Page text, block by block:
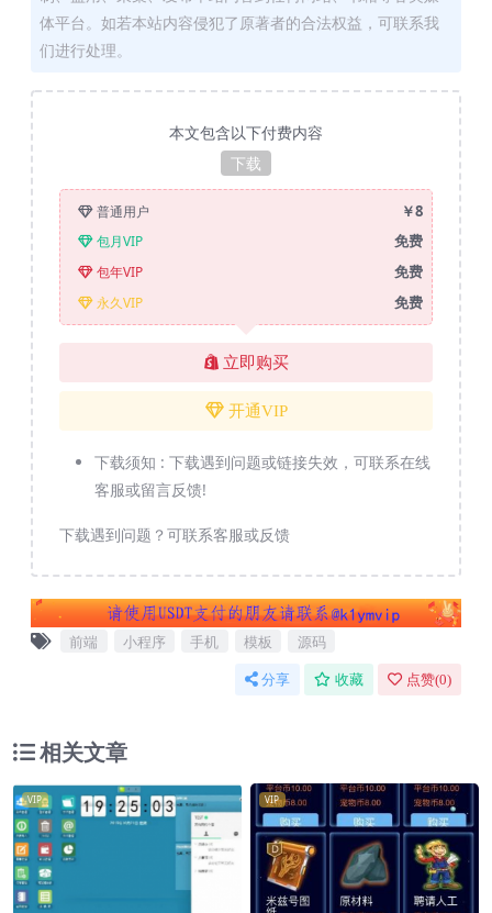
体平台。如若本站内容侵犯了原著者的合法权益，可联系我
们进行处理。
本文包含以下付费内容
下载
普通用户 ￥8
包月VIP 免费
包年VIP 免费
永久VIP 免费
立即购买
开通VIP
下载须知 : 下载遇到问题或链接失效，可联系在线
客服或留言反馈!
下载遇到问题？可联系客服或反馈
前端 小程序 手机 模板 源码
分享 收藏 点赞(0)
相关文章
VIP VIP